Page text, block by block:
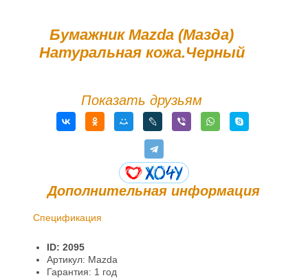
Бумажник Mazda (Мазда)
Натуральная кожа.Черный
Показать друзьям
Дополнительная информация
Спецификация
Гарантии и возврат
Информация
ID: 2095
Артикул: Mazda
Гарантия: 1 год